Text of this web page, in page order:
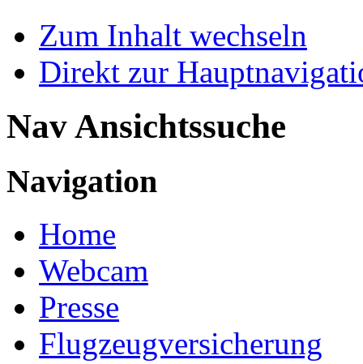
Zum Inhalt wechseln
Direkt zur
Nav Ansichtssuche
Navigation
Home
Webcam
Presse
Flugzeugversicherung